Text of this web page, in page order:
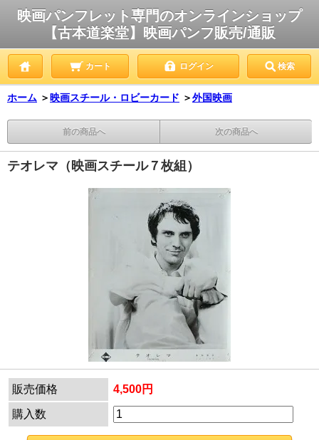
映画パンフレット専門のオンラインショップ
【古本道楽堂】映画パンフ販売/通販
カート ログイン 検索
ホーム ＞ 映画スチール・ロビーカード ＞外国映画
前の商品へ 次の商品へ
テオレマ（映画スチール７枚組）
販売価格 4,500円
購入数